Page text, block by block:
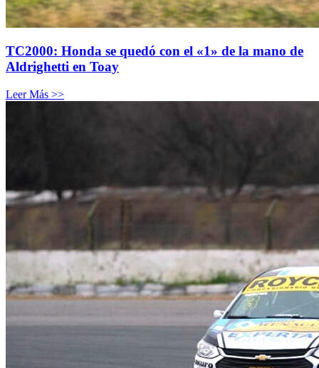
TC2000: Honda se quedó con el «1» de la mano de
Aldrighetti en Toay
Leer Más >>